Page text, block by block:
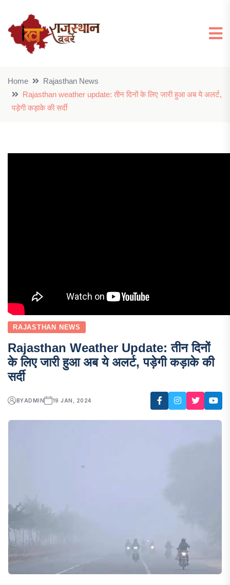
Home
Rajasthan News
Rajasthan weather update: तीन दिनों के लिए जारी हुआ अब ये अलर्ट,
पड़ेगी कड़ाके की सर्दी
RAJASTHAN NEWS
Rajasthan Weather Update: तीन दिनों
के लिए जारी हुआ अब ये अलर्ट, पड़ेगी कड़ाके की
सर्दी
BYADMIN 19 JAN, 2024